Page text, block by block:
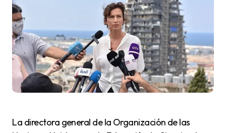
La directora general de la Organización de las